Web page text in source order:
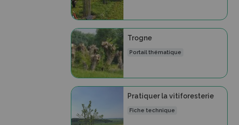
Trogne
Portail thématique
Pratiquer la vitiforesterie
Fiche technique